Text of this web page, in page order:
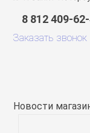
8 812 409-
Заказать звонок
Новости